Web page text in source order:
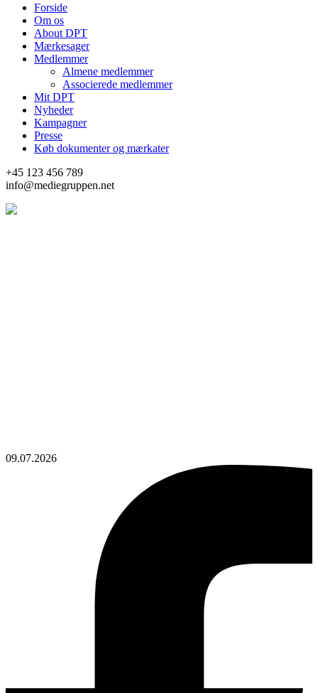
Forside
Om os
About DPT
Mærkesager
Medlemmer
Almene medlemmer
Associerede medlemmer
Mit DPT
Nyheder
Kampagner
Presse
Køb dokumenter og mærkater
+45 123 456 789
info@mediegruppen.net
09.07.2026